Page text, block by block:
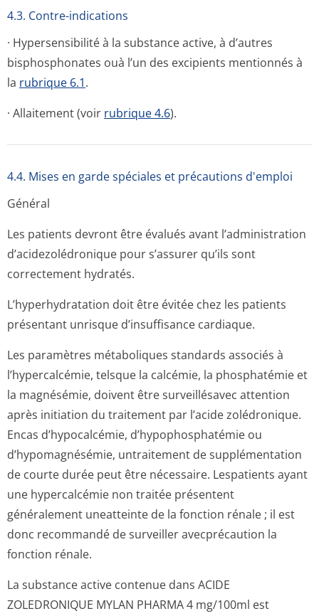
4.3. Contre-indications
· Hypersensibilité à la substance active, à d’autres
bisphosphonates ouà l’un des excipients mentionnés à
la rubrique 6.1.
· Allaitement (voir rubrique 4.6).
4.4. Mises en garde spéciales et précautions d'emploi
Général
Les patients devront être évalués avant l’administration
d’acidezolédronique pour s’assurer qu’ils sont
correctement hydratés.
L’hyperhydratation doit être évitée chez les patients
présentant unrisque d’insuffisance cardiaque.
Les paramètres métaboliques standards associés à
l’hypercalcémie, telsque la calcémie, la phosphatémie et
la magnésémie, doivent être surveillésavec attention
après initiation du traitement par l’acide zolédronique.
Encas d’hypocalcémie, d’hypophosphatémie ou
d’hypomagnésémie, untraitement de supplémentation
de courte durée peut être nécessaire. Lespatients ayant
une hypercalcémie non traitée présentent
généralement uneatteinte de la fonction rénale ; il est
donc recommandé de surveiller avecprécaution la
fonction rénale.
La substance active contenue dans ACIDE
ZOLEDRONIQUE MYLAN PHARMA 4 mg/100ml est